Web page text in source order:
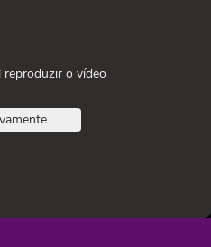
o vídeo